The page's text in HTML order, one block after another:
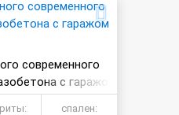
современного
с гаражо
спален: